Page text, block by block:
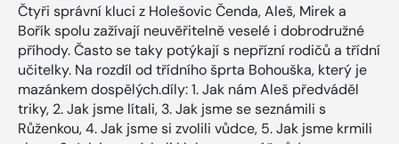
Čtyři správní kluci z Holešovic Čenda, Aleš, Mirek a
Bořík spolu zažívají neuvěřitelně veselé i dobrodružné
příhody. Často se taky potýkají s nepřízní rodičů a třídní
učitelky. Na rozdíl od třídního šprta Bohouška, který je
mazánkem dospělých.díly: 1. Jak nám Aleš předváděl
triky, 2. Jak jsme lítali, 3. Jak jsme se seznámili s
Růženkou, 4. Jak jsme si zvolili vůdce, 5. Jak jsme krmili